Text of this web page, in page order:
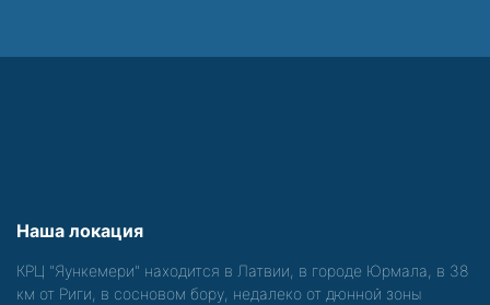
Наша локация
КРЦ "Яункемери" находится в Латвии, в городе Юрмала, в 38
км от Риги, в сосновом бору, недалеко от дюнной зоны